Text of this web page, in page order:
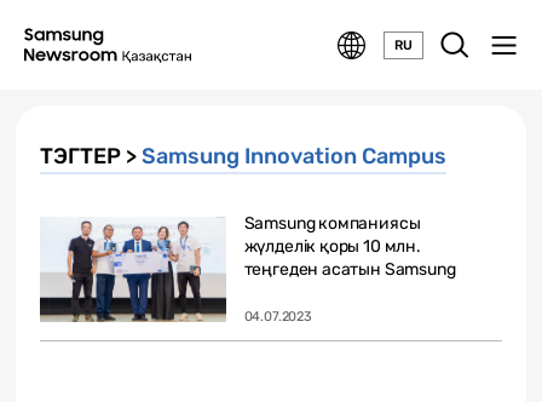
RU
ТЭГТЕР >Samsung Innovation Campus
Samsung компаниясы
жүлделік қоры 10 млн.
теңгеден асатын Samsung
04.07.2023